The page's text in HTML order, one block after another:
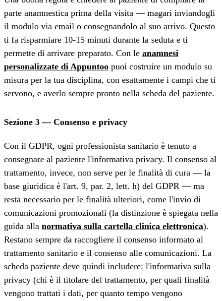
parte anamnestica prima della visita — magari inviandogli
il modulo via email o consegnandolo al suo arrivo. Questo
ti fa risparmiare 10-15 minuti durante la seduta e ti
permette di arrivare preparato. Con le anamnesi
personalizzate di Appuntoo puoi costruire un modulo su
misura per la tua disciplina, con esattamente i campi che ti
servono, e averlo sempre pronto nella scheda del paziente.
Sezione 3 — Consenso e privacy
Con il GDPR, ogni professionista sanitario è tenuto a
consegnare al paziente l'informativa privacy. Il consenso al
trattamento, invece, non serve per le finalità di cura — la
base giuridica è l'art. 9, par. 2, lett. h) del GDPR — ma
resta necessario per le finalità ulteriori, come l'invio di
comunicazioni promozionali (la distinzione è spiegata nella
guida alla normativa sulla cartella clinica elettronica).
Restano sempre da raccogliere il consenso informato al
trattamento sanitario e il consenso alle comunicazioni. La
scheda paziente deve quindi includere: l'informativa sulla
privacy (chi è il titolare del trattamento, per quali finalità
vengono trattati i dati, per quanto tempo vengono